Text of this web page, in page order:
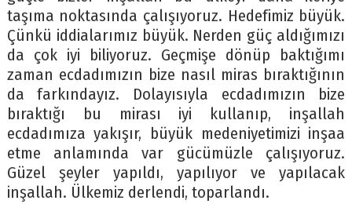
taşıma noktasında çalışıyoruz. Hedefimiz büyük.
Çünkü iddialarımız büyük. Nerden güç aldığımızı
da çok iyi biliyoruz. Geçmişe dönüp baktığımı
zaman ecdadımızın bize nasıl miras bıraktığının
da farkındayız. Dolayısıyla ecdadımızın bize
bıraktığı bu mirası iyi kullanıp, inşallah
ecdadımıza yakışır, büyük medeniyetimizi inşaa
etme anlamında var gücümüzle çalışıyoruz.
Güzel şeyler yapıldı, yapılıyor ve yapılacak
inşallah. Ülkemiz derlendi, toparlandı.